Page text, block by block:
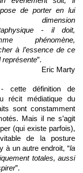
de porter en lui
dimension
- il doit,
phénomène,
à l’essence de ce
représente”.
Eric Marty
cette définition de
récit médiatique du
sont constamment
Mais il ne s’agit
(qui existe parfois),
de la posture
à un autre endroit, “la
totales, aussi
”.